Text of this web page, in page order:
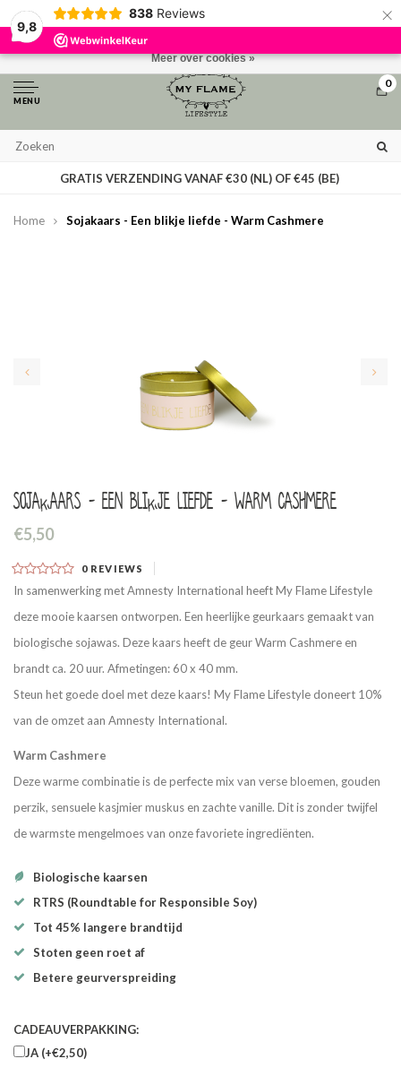
9,8
838 Reviews ×
MENU
0
GRATIS VERZENDING VANAF €30 (NL) OF €45 (BE)
Home Sojakaars - Een blikje liefde - Warm Cashmere
Sojakaars - Een blikje liefde - Warm Cashmere
€5,50
0 REVIEWS
In samenwerking met Amnesty International heeft My Flame Lifestyle
deze mooie kaarsen ontworpen. Een heerlijke geurkaars gemaakt van
biologische sojawas. Deze kaars heeft de geur Warm Cashmere en
brandt ca. 20 uur. Afmetingen: 60 x 40 mm.
Steun het goede doel met deze kaars! My Flame Lifestyle doneert 10%
van de omzet aan Amnesty International.
Warm Cashmere
Deze warme combinatie is de perfecte mix van verse bloemen, gouden
perzik, sensuele kasjmier muskus en zachte vanille. Dit is zonder twijfel
de warmste mengelmoes van onze favoriete ingrediënten.
Biologische kaarsen
RTRS (Roundtable for Responsible Soy)
Tot 45% langere brandtijd
Stoten geen roet af
Betere geurverspreiding
CADEAUVERPAKKING:
JA (+€2,50)
Door het gebruiken van onze website, ga je akkoord met het gebruik van
cookies om onze website te verbeteren.
Meer over cookies »